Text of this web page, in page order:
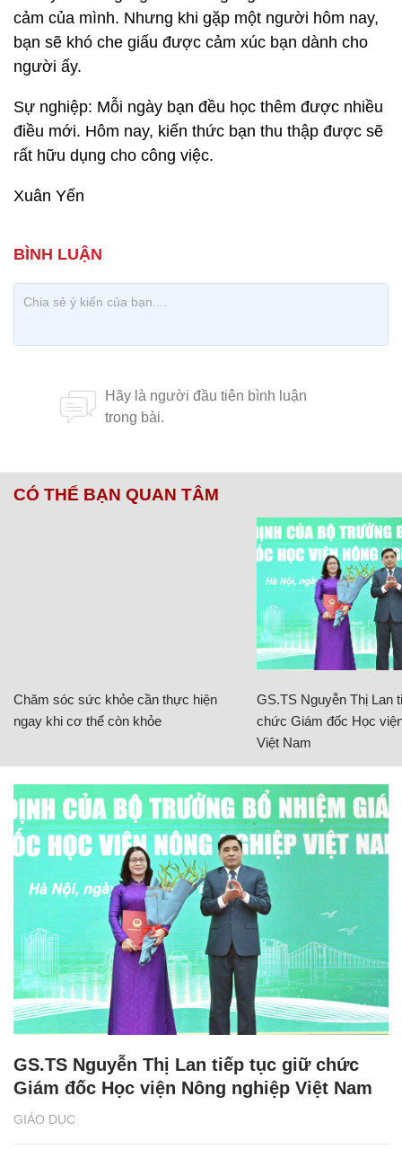
cảm của mình. Nhưng khi gặp một người hôm nay,
bạn sẽ khó che giấu được cảm xúc bạn dành cho
người ấy.
Sự nghiệp: Mỗi ngày bạn đều học thêm được nhiều
điều mới. Hôm nay, kiến thức bạn thu thập được sẽ
rất hữu dụng cho công việc.
Xuân Yến
CÓ THỂ BẠN QUAN TÂM
Chăm sóc sức khỏe cần thực hiện
ngay khi cơ thể còn khỏe
GS.TS Nguyễn Thị Lan
chức Giám đốc Học
Việt Nam
GIÁO DỤC
GS.TS Nguyễn Thị Lan tiếp tục giữ chức
Giám đốc Học viện Nông nghiệp Việt Nam